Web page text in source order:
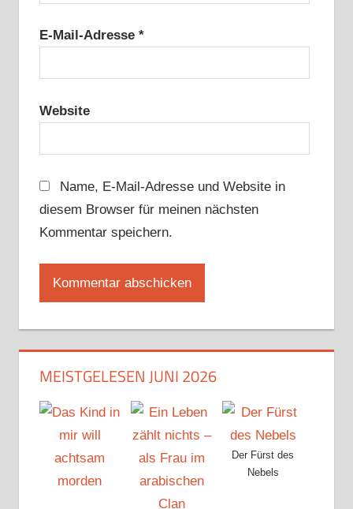
E-Mail-Adresse *
Website
Name, E-Mail-Adresse und Website in
diesem Browser für meinen nächsten
Kommentar speichern.
MEISTGELESEN JUNI 2026
Der Fürst des
Nebels